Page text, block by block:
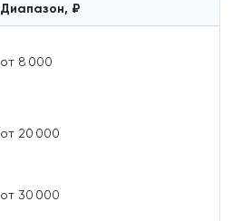
Диапазон, ₽
от 8 000
от 20 000
от 30 000